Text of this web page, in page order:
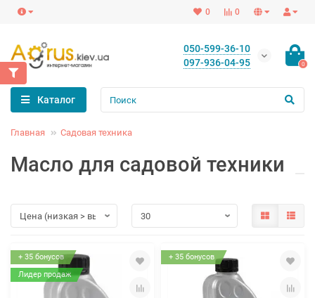
0
0
050-599-36-10
097-936-04-95
0
Каталог
Главная Садовая техника
Масло для садовой техники
+ 35 бонусов
Лидер продаж
+ 35 бонусов